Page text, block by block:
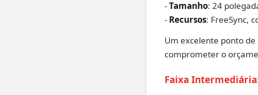
-Tamanho: 24
- Recursos: FreeSync,
Um excelente ponto
comprometer o
Faixa